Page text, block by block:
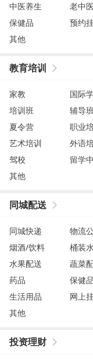
中医养生
老中
保健品
预约
其他
教育培训
家教 国际
培训班
辅导
夏令营
职业
艺术培训
外语
驾校
留学
其他
同城配送
同城快递 物流
烟酒/饮料
桶装
水果配送
蔬菜
药品
保健品
生活用品
网上
其他
投资理财